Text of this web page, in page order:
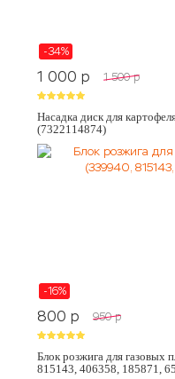
-34%
1 000 p 1 500 p
Насадка диск для
(7322114874)
-16%
800 p 950 p
Блок розжига для газовых
815143, 406358, 185871,